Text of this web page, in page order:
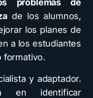
problemas de
de los alumnos,
los planes de
a los estudiantes
formativo.
y adaptador.
en identificar